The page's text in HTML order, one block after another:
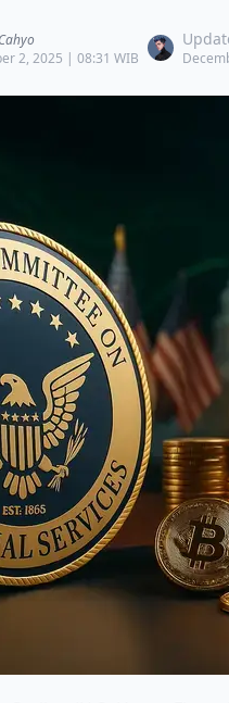
2, 2025 | 08:31 WIB